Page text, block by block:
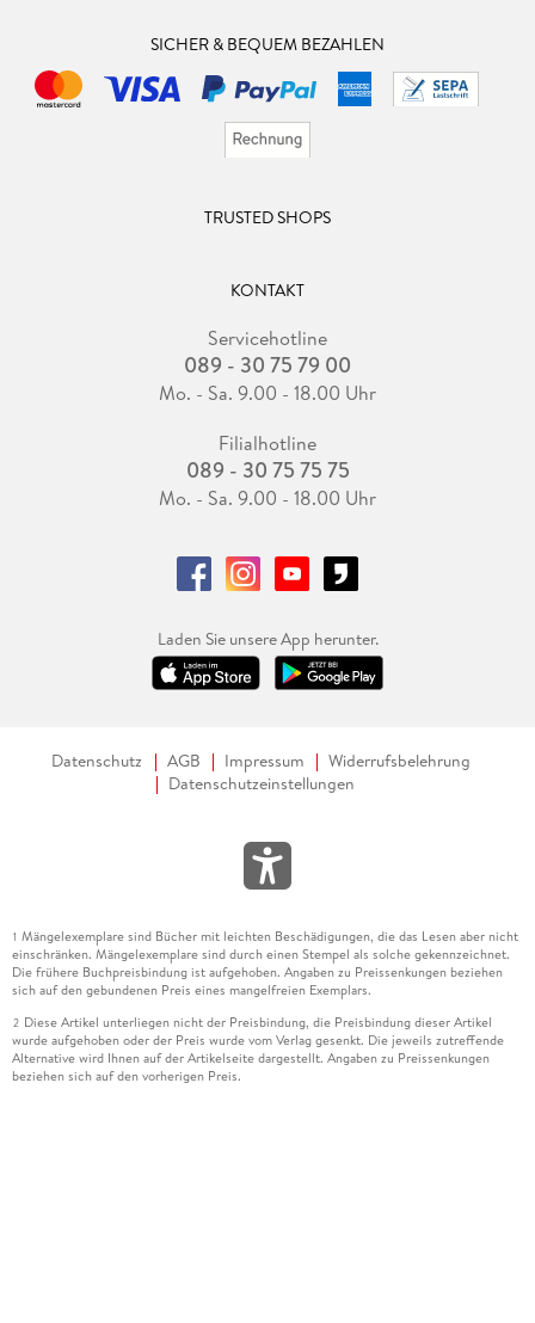
SICHER & BEQUEM BEZAHLEN
TRUSTED SHOPS
KONTAKT
Servicehotline
089 - 30 75 79 00
Mo. - Sa. 9.00 - 18.00 Uhr
Filialhotline
089 - 30 75 75 75
Mo. - Sa. 9.00 - 18.00 Uhr
Laden Sie unsere App herunter.
Datenschutz AGB Impressum
Widerrufsbelehrung
Datenschutzeinstellungen
1 Mängelexemplare sind Bücher mit leichten Beschädigungen, die das Lesen aber nicht
einschränken. Mängelexemplare sind durch einen Stempel als solche gekennzeichnet.
Die frühere Buchpreisbindung ist aufgehoben. Angaben zu Preissenkungen beziehen
sich auf den gebundenen Preis eines mangelfreien Exemplars.
2 Diese Artikel unterliegen nicht der Preisbindung, die Preisbindung dieser Artikel
wurde aufgehoben oder der Preis wurde vom Verlag gesenkt. Die jeweils zutreffende
Alternative wird Ihnen auf der Artikelseite dargestellt. Angaben zu Preissenkungen
beziehen sich auf den vorherigen Preis.